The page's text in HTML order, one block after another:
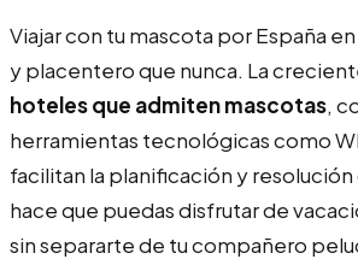
Viajar con tu mascota por España
y placentero que nunca. La
hoteles que admiten mascotas,
herramientas tecnológicas como
facilitan la planificación y
hace que puedas disfrutar de
sin separarte de tu compañero